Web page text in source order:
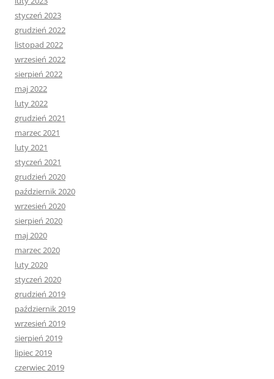
styczeń 2023
grudzień 2022
listopad 2022
wrzesień 2022
sierpień 2022
maj 2022
luty 2022
grudzień 2021
marzec 2021
luty 2021
styczeń 2021
grudzień 2020
październik 2020
wrzesień 2020
sierpień 2020
maj 2020
marzec 2020
luty 2020
styczeń 2020
grudzień 2019
październik 2019
wrzesień 2019
sierpień 2019
lipiec 2019
czerwiec 2019